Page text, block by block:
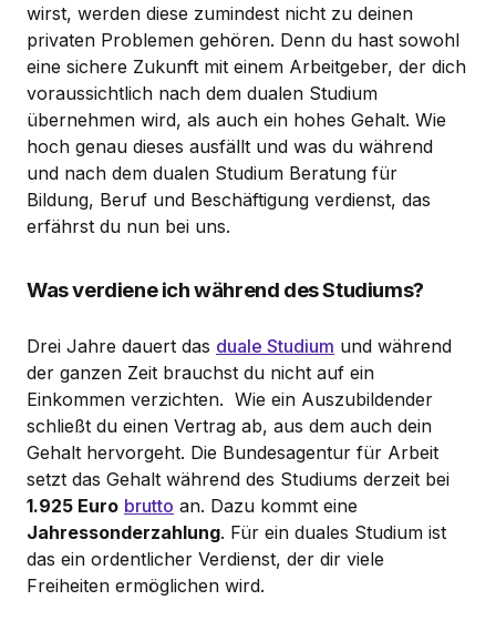
wirst, werden diese zumindest nicht zu deinen
privaten Problemen gehören. Denn du hast sowohl
eine sichere Zukunft mit einem Arbeitgeber, der dich
voraussichtlich nach dem dualen Studium
übernehmen wird, als auch ein hohes Gehalt. Wie
hoch genau dieses ausfällt und was du während
und nach dem dualen Studium Beratung für
Bildung, Beruf und Beschäftigung verdienst, das
erfährst du nun bei uns.
Was verdiene ich während des Studiums?
Drei Jahre dauert das duale Studium und während
der ganzen Zeit brauchst du nicht auf ein
Einkommen verzichten. Wie ein Auszubildender
schließt du einen Vertrag ab, aus dem auch dein
Gehalt hervorgeht. Die Bundesagentur für Arbeit
setzt das Gehalt während des Studiums derzeit bei
1.925 Euro brutto an. Dazu kommt eine
Jahressonderzahlung. Für ein duales Studium ist
das ein ordentlicher Verdienst, der dir viele
Freiheiten ermöglichen wird.